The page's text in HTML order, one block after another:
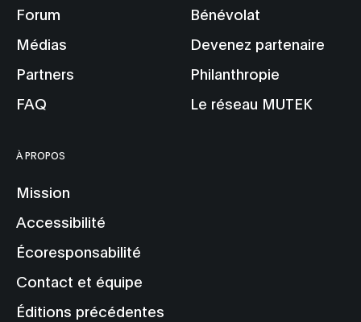
Forum
Médias
Partners
FAQ
Bénévolat
Devenez partenaire
Philanthropie
Le réseau MUTEK
À PROPOS
Mission
Accessibilité
Écoresponsabilité
Contact et équipe
Éditions précédentes